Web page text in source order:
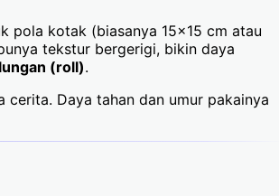
pola kotak (biasanya 15x15 cm atau
tekstur bergerigi, bikin daya
(roll).
Daya tahan dan umur pakainya